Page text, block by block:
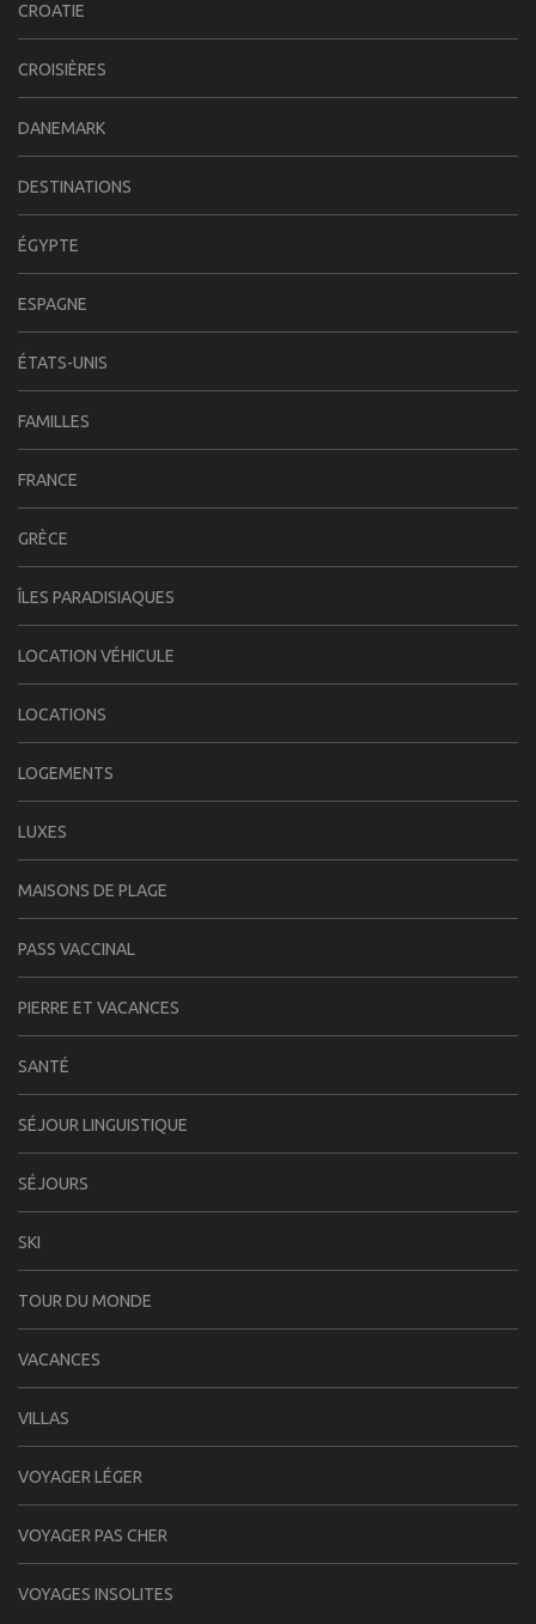
CROATIE
CROISIÈRES
DANEMARK
DESTINATIONS
ÉGYPTE
ESPAGNE
ÉTATS-UNIS
FAMILLES
FRANCE
GRÈCE
ÎLES PARADISIAQUES
LOCATION VÉHICULE
LOCATIONS
LOGEMENTS
LUXES
MAISONS DE PLAGE
PASS VACCINAL
PIERRE ET VACANCES
SANTÉ
SÉJOUR LINGUISTIQUE
SÉJOURS
SKI
TOUR DU MONDE
VACANCES
VILLAS
VOYAGER LÉGER
VOYAGER PAS CHER
VOYAGES INSOLITES